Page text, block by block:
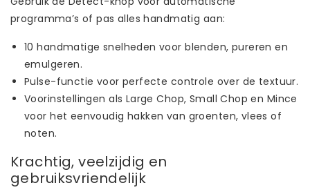
programma’s of pas alles handmatig aan:
10 handmatige snelheden voor blenden, pureren en
emulgeren.
Pulse-functie voor perfecte controle over de textuur.
Voorinstellingen als Large Chop, Small Chop en Mince
voor het eenvoudig hakken van groenten, vlees of
noten.
Krachtig, veelzijdig en
gebruiksvriendelijk